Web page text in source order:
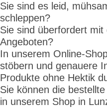
Sie sind es leid,
schleppen?
Sie sind überfordert mit
Angeboten?
In unserem Online-
stöbern und genauere
Produkte ohne Hektik
Sie können die
in unserem Shop in